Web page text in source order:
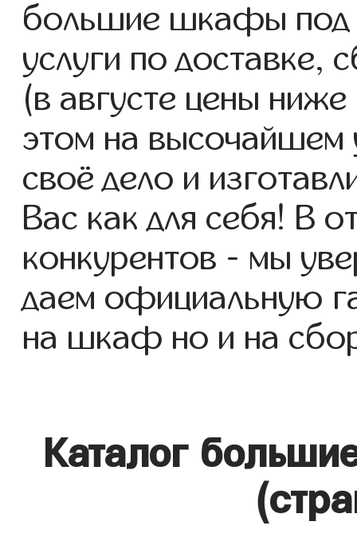
большие шкафы под
услуги по доставке,
(в августе цены
этом на
своё дело и
Вас как для себя! В
конкурентов - мы
даем официальную
на шкаф но и на
Каталог